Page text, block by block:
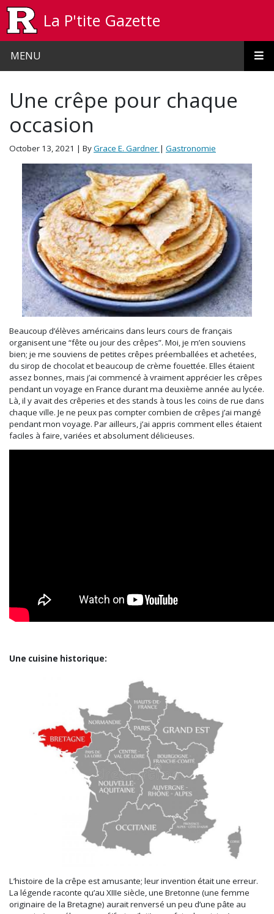
La P'tite Gazette
MENU
Une crêpe pour chaque
occasion
October 13, 2021 | ByGrace E. Gardner | Gastronomie
Beaucoup d’élèves américains dans leurs cours de français
organisent une “fête ou jour des crêpes”. Moi, je m’en souviens
bien; je me souviens de petites crêpes préemballées et achetées,
du sirop de chocolat et beaucoup de crème fouettée. Elles étaient
assez bonnes, mais j’ai commencé à vraiment apprécierles crêpes
pendant un voyage en France durant ma deuxième année au lycée.
Là, il y avait des crêperies et des stands à tous les coins de rue dans
chaque ville. Je ne peux pas compter combien de crêpes j’ai mangé
pendant mon voyage. Par ailleurs, j’ai appris comment elles étaient
faciles à faire, variées et absolument délicieuses.
Une cuisine historique:
L’histoire de la crêpe est amusante; leur invention était une erreur.
La légende raconte qu’au XIIIe siècle, une Bretonne (une femme
originaire de la Bretagne) aurait renversé un peu d’une pâte au